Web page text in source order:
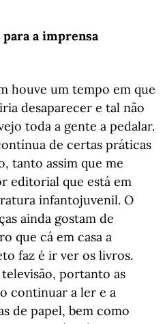
a imprensa
houve um tempo em que
desaparecer e tal não
toda a gente a pedalar.
de certas práticas
tanto assim que me
editorial que está em
infantojuvenil. O
ainda gostam de
que cá em casa a
faz é ir ver os livros.
portanto as
continuar a ler e a
de papel, bem como